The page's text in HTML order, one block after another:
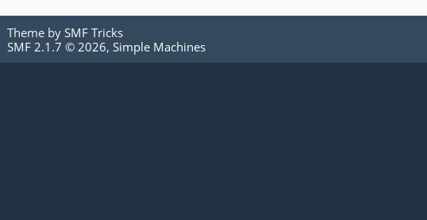
Theme by SMF Tricks
SMF 2.1.7 © 2026, Simple Machines